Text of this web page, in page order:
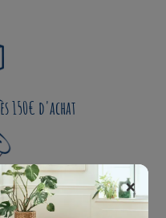
150€ d'achat
×